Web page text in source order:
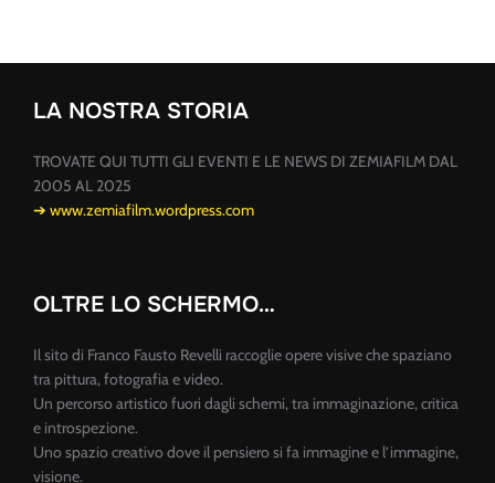
LA NOSTRA STORIA
TROVATE QUI TUTTI GLI EVENTI E LE NEWS DI ZEMIAFILM DAL
2005 AL 2025
➔ www.zemiafilm.wordpress.com
OLTRE LO SCHERMO…
Il sito di Franco Fausto Revelli raccoglie opere visive che spaziano
tra pittura, fotografia e video.
Un percorso artistico fuori dagli schemi, tra immaginazione, critica
e introspezione.
Uno spazio creativo dove il pensiero si fa immagine e l’immagine,
visione.